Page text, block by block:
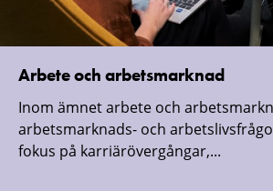
Arbete och arbetsmarknad
Inom ämnet arbete och
arbetsmarknads- och
fokus på karriärövergångar,...